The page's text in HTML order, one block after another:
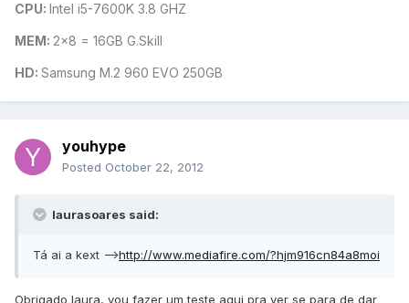
CPU: Intel i5-7600K 3.8 GHZ
MEM: 2x8 = 16GB G.Skill
HD: Samsung M.2 960 EVO 250GB
youhype
Posted October 22, 2012
laurasoares said:
Tá ai a kext -->http://www.mediafire.com/?hjm916cn84a8moi
Obrigado laura, vou fazer um teste aqui pra ver se para de dar